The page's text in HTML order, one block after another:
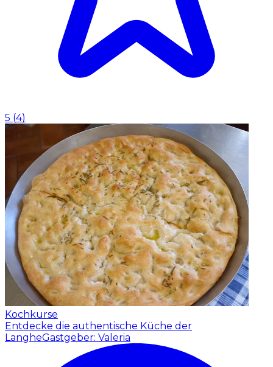
5 (4)
Kochkurse
Entdecke die authentische Küche der
LangheGastgeber: Valeria